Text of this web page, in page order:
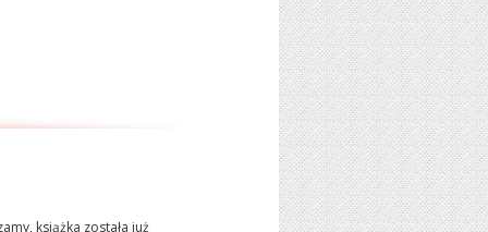
książka została już